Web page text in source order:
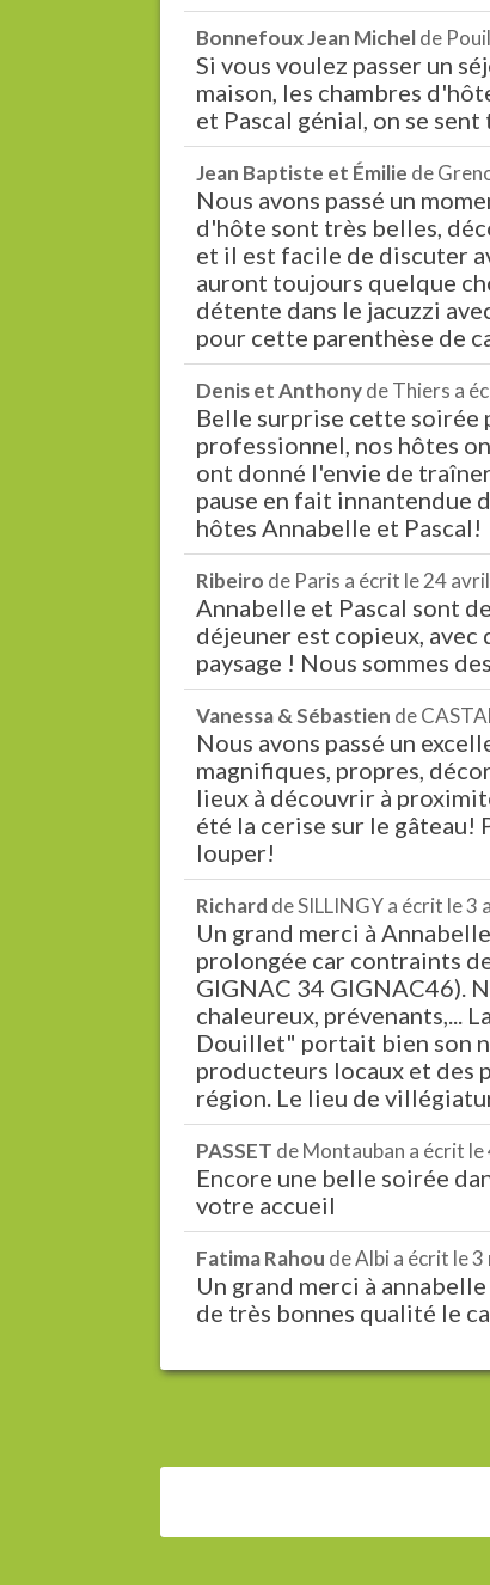
Bonnefoux Jean Michelde
Si vous voulez passer un
maison, les chambres
et Pascal génial, on se
Jean Baptiste et Émilie de
Nous avons passé un
d'hôte sont très belles,
et il est facile de discuter
auront toujours quelque
détente dans le jacuzzi
pour cette parenthèse de
Denis et AnthonydeThiers a
Belle surprise cette soirée
professionnel, nos hôtes
ont donné l'envie de
pause en fait innantendue
hôtes Annabelle et Pascal!
Ribeiro de Paris a écrit le24
Annabelle et Pascal sont
déjeuner est copieux,
paysage ! Nous sommes
Vanessa & Sébastien de
Nous avons passé un
magnifiques, propres,
lieux à découvrir à
été la cerise sur le gâteau!
louper!
Richard deSILLINGYa écrit le3
Un grand merci à
prolongée car contraints
GIGNAC 34 GIGNAC46).
chaleureux, prévenants,...
Douillet" portait bien son
producteurs locaux et des
région. Le lieu de
PASSET deMontauban a écrit le
Encore une belle soirée
votre accueil
Fatima Rahou deAlbi a écrit le3
Un grand merci à
de très bonnes qualité le